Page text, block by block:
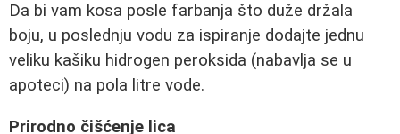
Da bi vam kosa posle farbanja što duže držala
boju, u poslednju vodu za ispiranje dodajte jednu
veliku kašiku hidrogen peroksida (nabavlja se u
apoteci) na pola litre vode.
Prirodno čišćenje lica